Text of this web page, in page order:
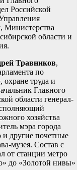
Российской
Министерства
области и
Травников,
по
охране труда и
Главного
области генерал-
хозяйства
мэра города
и другие почетные
музея. Состав с
от станции метро
до «Золотой нивы»